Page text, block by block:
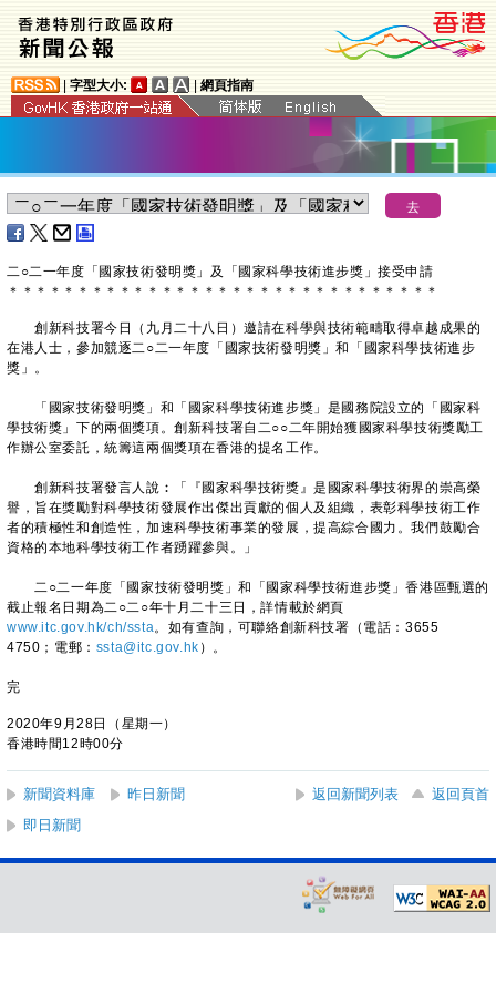
字型大小: 網頁指南
二○二一年度「國家技術發明獎」及「國家科學技術進步獎」接受申請
＊ ＊ ＊ ＊ ＊ ＊ ＊ ＊ ＊ ＊ ＊ ＊ ＊ ＊ ＊ ＊ ＊ ＊ ＊ ＊ ＊ ＊ ＊ ＊ ＊ ＊ ＊ ＊ ＊ ＊ ＊
創新科技署今日（九月二十八日）邀請在科學與技術範疇取得卓越成果的
在港人士，參加競逐二○二一年度「國家技術發明獎」和「國家科學技術進步
獎」。
「國家技術發明獎」和「國家科學技術進步獎」是國務院設立的「國家科
學技術獎」下的兩個獎項。創新科技署自二○○二年開始獲國家科學技術獎勵工
作辦公室委託，統籌這兩個獎項在香港的提名工作。
創新科技署發言人說︰「『國家科學技術獎』是國家科學技術界的崇高榮
譽，旨在獎勵對科學技術發展作出傑出貢獻的個人及組織，表彰科學技術工作
者的積極性和創造性，加速科學技術事業的發展，提高綜合國力。我們鼓勵合
資格的本地科學技術工作者踴躍參與。」
二○二一年度「國家技術發明獎」和「國家科學技術進步獎」香港區甄選的
截止報名日期為二○二○年十月二十三日，詳情載於網頁
www.itc.gov.hk/ch/ssta。如有查詢，可聯絡創新科技署（電話：3655
4750；電郵： ssta@itc.gov.hk ）。
完
2020年9月28日（星期一）
香港時間12時00分
新聞資料庫 昨日新聞 返回新聞列表
返回頁首
即日新聞